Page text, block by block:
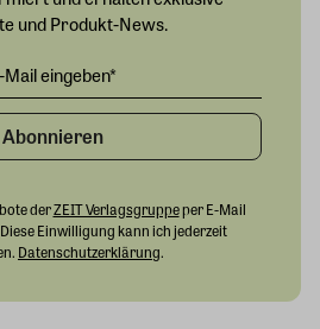
und Produkt-News.
Abonnieren
derZEIT Verlagsgruppeper E-Mail
Einwilligung kann ich jederzeit
Datenschutzerklärung.